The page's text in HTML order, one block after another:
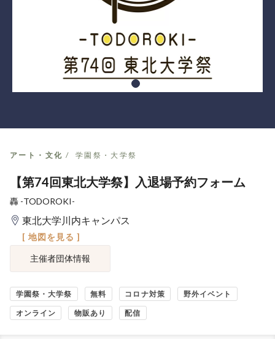
アート・文化 学園祭・大学祭
【第74回東北大学祭】入退場予約フォーム
轟 -TODOROKI-
東北大学川内キャンパス
[ 地図を見る ]
主催者団体情報
学園祭・大学祭 無料 コロナ対策 野外イベント
オンライン 物販あり 配信